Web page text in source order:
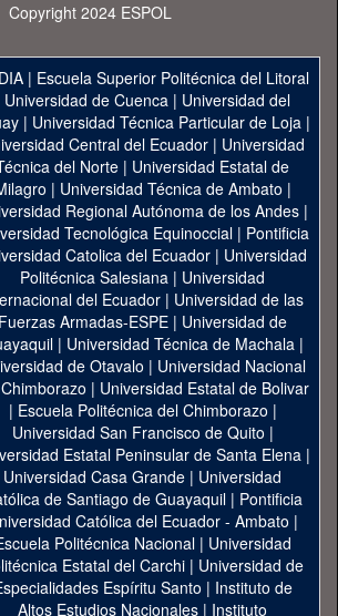
Copyright 2024 ESPOL
| Escuela Superior Politécnica del Litoral
Universidad de Cuenca| Universidad del
| Universidad Técnica Particular de Loja|
Central del Ecuador| Universidad
del Norte | Universidad Estatal de
| Universidad Técnica de Ambato |
Regional Autónoma de los Andes|
Tecnológica Equinoccial| Pontificia
Catolica del Ecuador | Universidad
Politécnica Salesiana | Universidad
del Ecuador | Universidad de las
Fuerzas Armadas-ESPE | Universidad de
| Universidad Técnica de Machala|
de Otavalo | Universidad Nacional
| Universidad Estatal de Bolivar
| Escuela Politécnica del Chimborazo |
Universidad San Francisco de Quito |
Estatal Peninsular de Santa Elena|
Universidad Casa Grande | Universidad
de Santiago de Guayaquil| Pontificia
Católica del Ecuador - Ambato |
Politécnica Nacional| Universidad
Estatal del Carchi| Universidad de
Espíritu Santo | Instituto de
Altos Estudios Nacionales | Instituto